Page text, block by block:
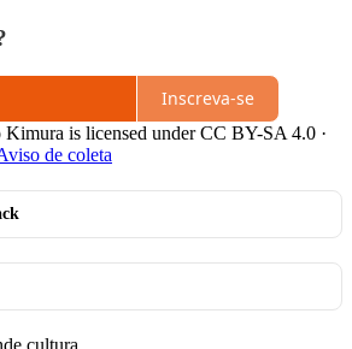
Inscreva-se
is licensed under CC BY-SA 4.0 ·
de coleta
cultura